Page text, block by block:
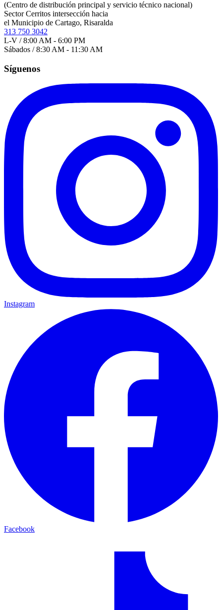
(Centro de distribución principal y servicio técnico nacional)
Sector Cerritos intersección hacia
el Municipio de Cartago, Risaralda
313 750 3042
L-V / 8:00 AM - 6:00 PM
Sábados / 8:30 AM - 11:30 AM
Síguenos
Instagram
Facebook